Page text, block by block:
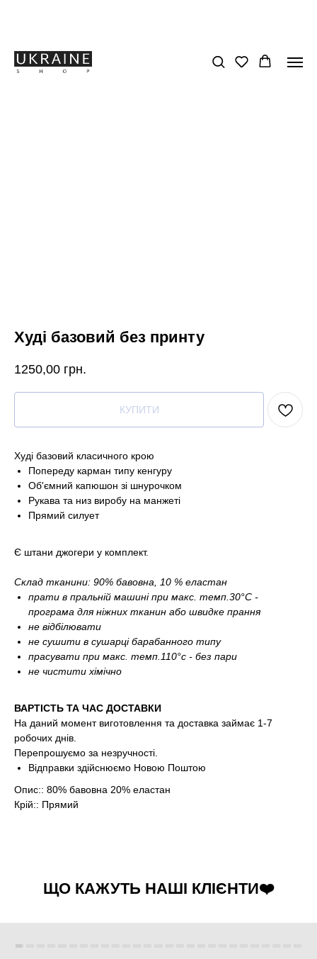
Худі базовий без принту
1250,00 грн.
КУПИТИ
Худі базовий класичного крою
Попереду карман типу кенгуру
Об'ємний капюшон зі шнурочком
Рукава та низ виробу на манжеті
Прямий силует
Є штани джогери у комплект.
Склад тканини: 90% бавовна, 10 % еластан
прати в пральній машині при макс. темп.30°С -
програма для ніжних тканин або швидке прання
не відбілювати
не сушити в сушарці барабанного типу
прасувати при макс. темп.110°c - без пари
не чистити хімічно
ВАРТІСТЬ ТА ЧАС ДОСТАВКИ
На даний момент виготовлення та доставка займає 1-7
робочих днів.
Перепрошуємо за незручності.
Відправки здійснюємо Новою Поштою
Опис:: 80% бавовна 20% еластан
Крій:: Прямий
ЩО КАЖУТЬ НАШІ КЛІЄНТИ❤️